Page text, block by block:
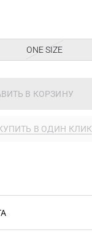
ONE SIZE
В КОРЗИНУ
В ОДИН КЛИК